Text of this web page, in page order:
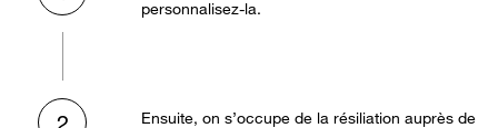
personnalisez-la.
Ensuite, on s’occupe de la résiliation auprès de